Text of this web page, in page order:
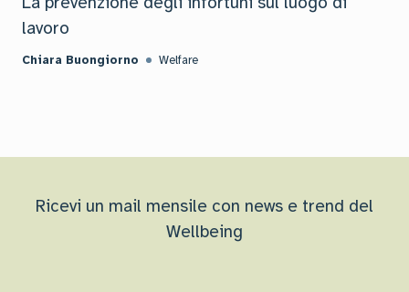
lavoro
Chiara Buongiorno Welfare
Ricevi un mail mensile con news e trend del
Wellbeing